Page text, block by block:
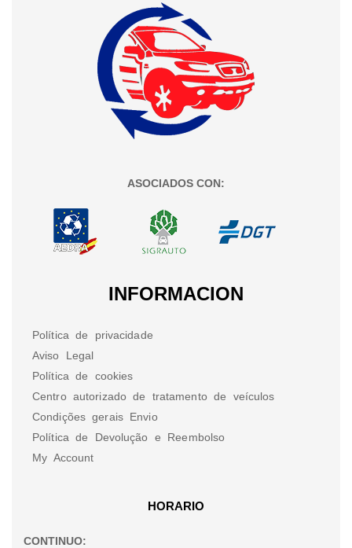
ASOCIADOS CON:
INFORMACION
Política de privacidade
Aviso Legal
Política de cookies
Centro autorizado de tratamento de veículos
Condições gerais Envio
Política de Devolução e Reembolso
My Account
HORARIO
CONTINUO: